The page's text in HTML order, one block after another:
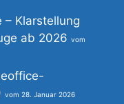
– Klarstellung
ab 2026
28. Januar 2026